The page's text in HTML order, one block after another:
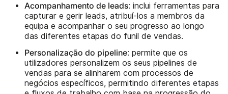
Acompanhamento de leads: inclui ferramentas para
capturar e gerir leads, atribuí-los a membros da
equipa e acompanhar o seu progresso ao longo
das diferentes etapas do funil de vendas.
Personalização do pipeline: permite que os
utilizadores personalizem os seus pipelines de
vendas para se alinharem com processos de
negócios específicos, permitindo diferentes etapas